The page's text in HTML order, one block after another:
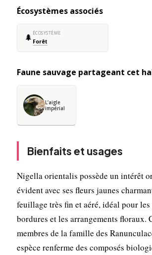
Écosystèmes associés
🌲 ÉCOSYSTÈME
Forêt
Faune sauvage partageant cet
L’aigle
impérial
Bienfaits et usages
Nigella orientalis possède un intérêt
évident avec ses fleurs jaunes
feuillage très fin et aéré, idéal pour les
bordures et les arrangements floraux.
membres de la famille des
espèce renferme des composés